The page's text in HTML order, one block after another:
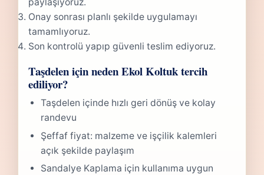
Onay sonrası planlı şekilde uygulamayı
tamamlıyoruz.
Son kontrolü yapıp güvenli teslim ediyoruz.
Taşdelen için neden Ekol Koltuk tercih
ediliyor?
Taşdelen içinde hızlı geri dönüş ve kolay
randevu
Şeffaf fiyat: malzeme ve işçilik kalemleri
açık şekilde paylaşım
Sandalye Kaplama için kullanıma uygun